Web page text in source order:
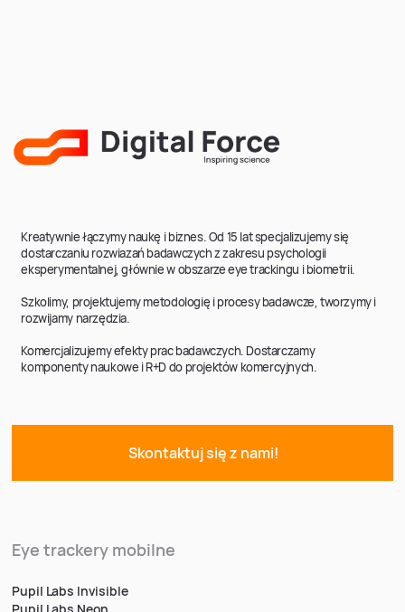
Kreatywnie łączymy naukę i biznes. Od 15 lat specjalizujemy się
dostarczaniu rozwiazań badawczych z zakresu psychologii
eksperymentalnej, głównie w obszarze eye trackingu i biometrii.
Szkolimy, projektujemy metodologię i procesy badawcze, tworzymy i
rozwijamy narzędzia.
Komercjalizujemy efekty prac badawczych. Dostarczamy
komponenty naukowe i R+D do projektów komercyjnych.
Skontaktuj się z nami!
Eye trackery mobilne
Pupil Labs Invisible